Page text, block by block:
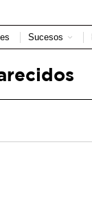
Sucesos